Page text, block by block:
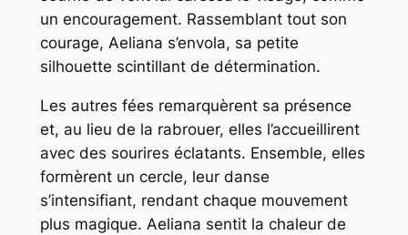
un encouragement. Rassemblant tout son
courage, Aeliana s’envola, sa petite
silhouette scintillant de détermination.
Les autres fées remarquèrent sa présence
et, au lieu de la rabrouer, elles l’accueillirent
avec des sourires éclatants. Ensemble, elles
formèrent un cercle, leur danse
s’intensifiant, rendant chaque mouvement
plus magique. Aeliana sentit la chaleur de